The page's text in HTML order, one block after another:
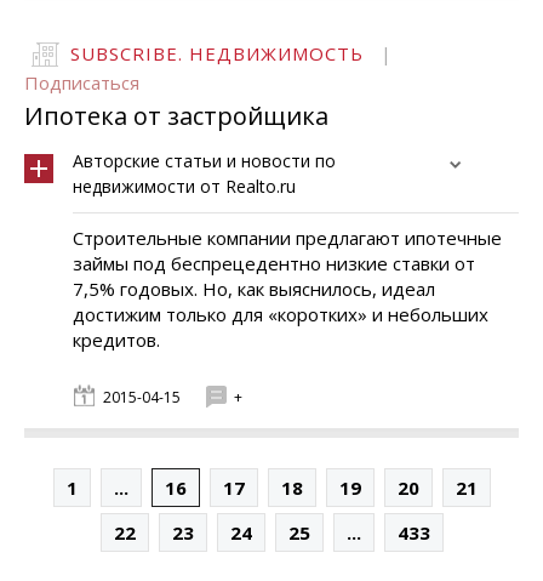
SUBSCRIBE. НЕДВИЖИМОСТЬ
|
Подписаться
Ипотека от застройщика
Авторские статьи и новости по
недвижимости от Realto.ru
Строительные компании предлагают ипотечные
займы под беспрецедентно низкие ставки от
7,5% годовых. Но, как выяснилось, идеал
достижим только для «коротких» и небольших
кредитов.
2015-04-15 +
1 ... 16 17 18 19 20
21
22
23 24 25 ... 433